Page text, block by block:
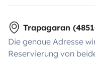
Trapagaran
Die genaue Adresse
Reservierung von